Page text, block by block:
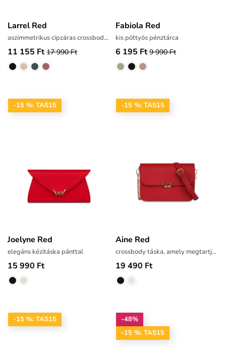
Larrel Red
aszimmetrikus cipzáras crossbody táska
11 155 Ft 17 990 Ft
Fabiola Red
kis pöttyös pénztárca
6 195 Ft 9 990 Ft
-15 %: TAS15
Joelyne Red
elegáns kézitáska pánttal
15 990 Ft
-15 %: TAS15
Aine Red
crossbody táska, amely megtartja alakját
19 490 Ft
-15 %: TAS15
-48%
-15 %: TAS15